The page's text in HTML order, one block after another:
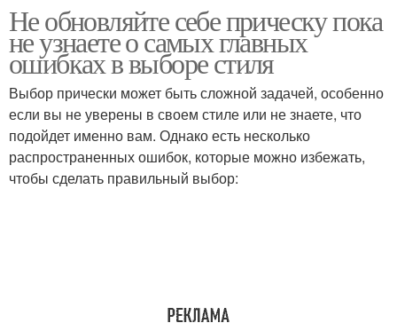
Не обновляйте себе прическу пока
не узнаете о самых главных
ошибках в выборе стиля
Выбор прически может быть сложной задачей, особенно
если вы не уверены в своем стиле или не знаете, что
подойдет именно вам. Однако есть несколько
распространенных ошибок, которые можно избежать,
чтобы сделать правильный выбор: